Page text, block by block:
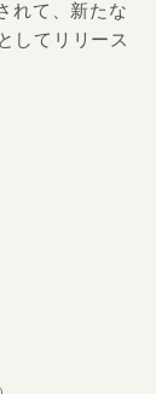
れて、新たな
してリリース